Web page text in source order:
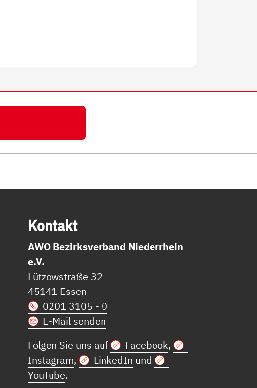
Kon­takt
AWO Bezirksverband Niederrhein
e.V.
Lützowstraße 32
45141 Essen
0201 3105 - 0
E-Mail senden
Folgen Sie uns auf
Facebook,
Instagram, LinkedIn und
YouTube.